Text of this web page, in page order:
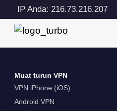
IP Anda: 216.73.216.207
Muat turun VPN
VPN iPhone (iOS)
Android VPN